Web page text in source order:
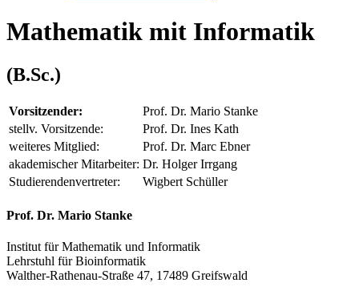
Mathematik mit Informatik
(B.Sc.)
Vorsitzender:
Prof. Dr. Mario Stanke
stellv. Vorsitzende:
Prof. Dr. Ines Kath
weiteres Mitglied:
Prof. Dr. Marc Ebner
akademischer Mitarbeiter: Dr. Holger Irrgang
Studierendenvertreter:
Wigbert Schüller
Prof. Dr. Mario Stanke
Institut für Mathematik und Informatik
Lehrstuhl für Bioinformatik
Walther-Rathenau-Straße 47, 17489 Greifswald